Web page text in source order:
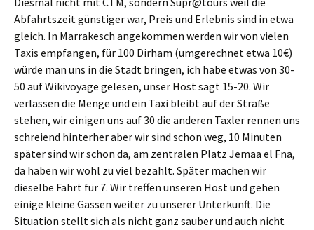
Abfahrtszeit günstiger war, Preis und Erlebnis sind in etwa
gleich. In Marrakesch angekommen werden wir von vielen
Taxis empfangen, für 100 Dirham (umgerechnet etwa 10€)
würde man uns in die Stadt bringen, ich habe etwas von 30-
50 auf Wikivoyage gelesen, unser Host sagt 15-20. Wir
verlassen die Menge und ein Taxi bleibt auf der Straße
stehen, wir einigen uns auf 30 die anderen Taxler rennen uns
schreiend hinterher aber wir sind schon weg, 10 Minuten
später sind wir schon da, am zentralen Platz Jemaa el Fna,
da haben wir wohl zu viel bezahlt. Später machen wir
dieselbe Fahrt für 7. Wir treffen unseren Host und gehen
einige kleine Gassen weiter zu unserer Unterkunft. Die
Situation stellt sich als nicht ganz sauber und auch nicht